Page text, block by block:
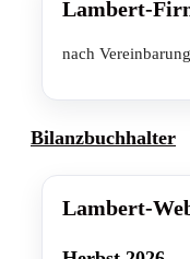
Lambert-
nach Vereinbarung
Bilanzbuchhalter
Lambert-